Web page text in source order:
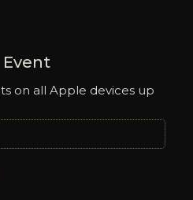
on all Apple devices up